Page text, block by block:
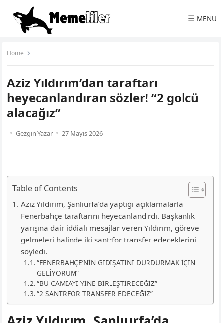
☰ MENU
Home
Aziz Yıldırım’dan taraftarı
heyecanlandıran sözler! “2 golcü
alacağız”
Gezgin Yazar 27 Mayıs 2026
Table of Contents
Aziz Yıldırım, Şanlıurfa’da yaptığı açıklamalarla
Fenerbahçe taraftarını heyecanlandırdı. Başkanlık
yarışına dair iddialı mesajlar veren Yıldırım, göreve
gelmeleri halinde iki santrfor transfer edeceklerini
söyledi.
“FENERBAHÇE’NİN GİDİŞATINI DURDURMAK İÇİN
GELİYORUM”
“BU CAMİAYI YİNE BİRLEŞTİRECEĞİZ”
“2 SANTRFOR TRANSFER EDECEĞİZ”